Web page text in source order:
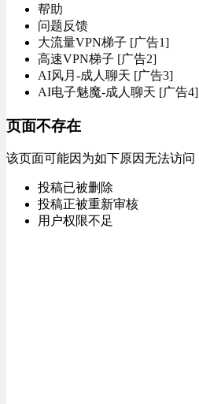
帮助
问题反馈
大流量VPN梯子 [广告1]
高速VPN梯子 [广告2]
AI风月-成人聊天 [广告3]
AI电子魅魔-成人聊天 [广告4]
页面不存在
该页面可能因为如下原因无法访问
投稿已被删除
投稿正被重新审核
用户权限不足